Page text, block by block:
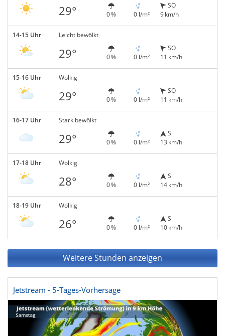
29° 0 % 0 l/m²
SO
9 km/h
14-15 Uhr Leicht bewölkt
29° 0 % 0 l/m²
SO
11 km/h
15-16 Uhr Wolkig
29° 0 % 0 l/m²
SO
11 km/h
16-17 Uhr Stark bewölkt
29° 0 % 0 l/m²
S
13 km/h
17-18 Uhr Wolkig
28° 0 % 0 l/m²
S
14 km/h
18-19 Uhr Wolkig
26° 0 % 0 l/m²
S
10 km/h
Weitere Stunden anzeigen
Jetstream - 5-Tages-Vorhersage